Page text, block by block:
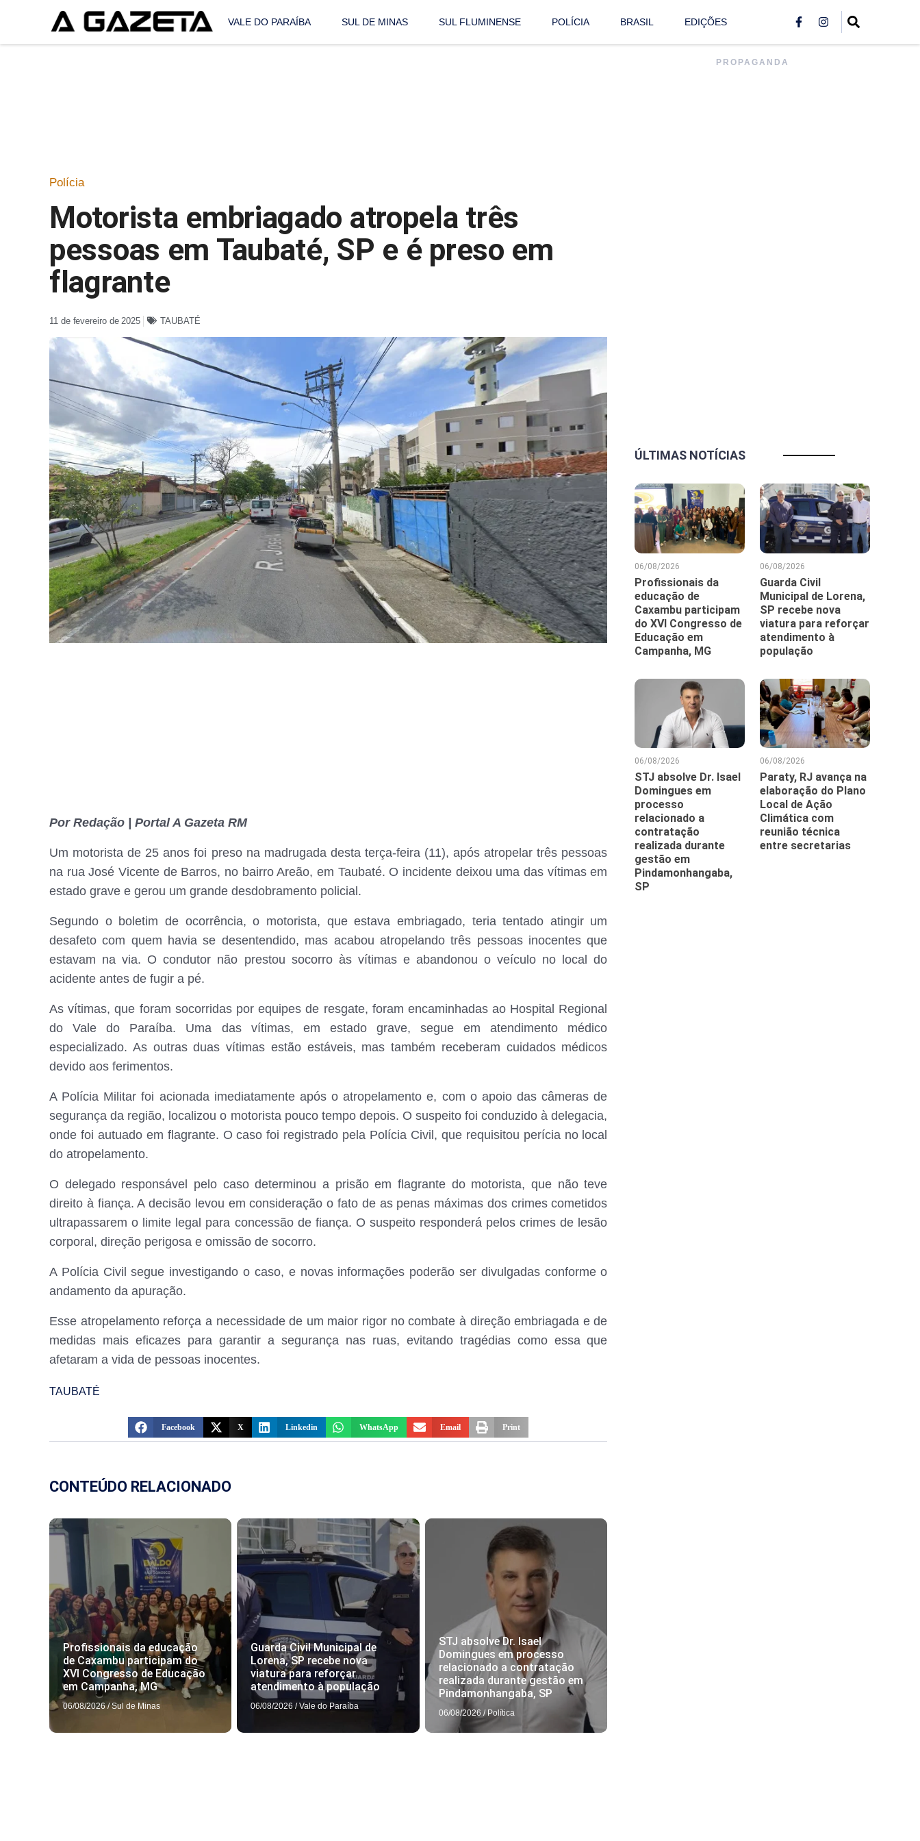
VALE DO PARAÍBA SUL DE MINAS SUL FLUMINENSE POLÍCIA BRASIL EDIÇÕES
Polícia
Motorista embriagado atropela três
pessoas em Taubaté, SP e é preso em
flagrante
11 de fevereiro de 2025 TAUBATÉ
Por Redação | Portal A Gazeta RM
Um motorista de 25 anos foi preso na madrugada desta terça-feira (11), após atropelar três pessoas
na rua José Vicente de Barros, no bairro Areão, em Taubaté. O incidente deixou uma das vítimas em
estado grave e gerou um grande desdobramento policial.
Segundo o boletim de ocorrência, o motorista, que estava embriagado, teria tentado atingir um
desafeto com quem havia se desentendido, mas acabou atropelando três pessoas inocentes que
estavam na via. O condutor não prestou socorro às vítimas e abandonou o veículo no local do
acidente antes de fugir a pé.
As vítimas, que foram socorridas por equipes de resgate, foram encaminhadas ao Hospital Regional
do Vale do Paraíba. Uma das vítimas, em estado grave, segue em atendimento médico
especializado. As outras duas vítimas estão estáveis, mas também receberam cuidados médicos
devido aos ferimentos.
A Polícia Militar foi acionada imediatamente após o atropelamento e, com o apoio das câmeras de
segurança da região, localizou o motorista pouco tempo depois. O suspeito foi conduzido à delegacia,
onde foi autuado em flagrante. O caso foi registrado pela Polícia Civil, que requisitou perícia no local
do atropelamento.
O delegado responsável pelo caso determinou a prisão em flagrante do motorista, que não teve
direito à fiança. A decisão levou em consideração o fato de as penas máximas dos crimes cometidos
ultrapassarem o limite legal para concessão de fiança. O suspeito responderá pelos crimes de lesão
corporal, direção perigosa e omissão de socorro.
A Polícia Civil segue investigando o caso, e novas informações poderão ser divulgadas conforme o
andamento da apuração.
Esse atropelamento reforça a necessidade de um maior rigor no combate à direção embriagada e de
medidas mais eficazes para garantir a segurança nas ruas, evitando tragédias como essa que
afetaram a vida de pessoas inocentes.
TAUBATÉ
Facebook X Linkedin WhatsApp Email Print
CONTEÚDO RELACIONADO
Profissionais da educação
de Caxambu participam do
XVI Congresso de Educação
em Campanha, MG
06/08/2026 / Sul de Minas
Guarda Civil Municipal de
Lorena, SP recebe nova
viatura para reforçar
atendimento à população
06/08/2026 / Vale do Paraíba
STJ absolve Dr. Isael
Domingues em processo
relacionado a contratação
realizada durante gestão em
Pindamonhangaba, SP
06/08/2026 / Política
PROPAGANDA
ÚLTIMAS NOTÍCIAS
06/08/2026
Profissionais da
educação de
Caxambu participam
do XVI Congresso de
Educação em
Campanha, MG
06/08/2026
Guarda Civil
Municipal de Lorena,
SP recebe nova
viatura para reforçar
atendimento à
população
06/08/2026
STJ absolve Dr. Isael
Domingues em
processo
relacionado a
contratação
realizada durante
gestão em
Pindamonhangaba,
SP
06/08/2026
Paraty, RJ avança na
elaboração do Plano
Local de Ação
Climática com
reunião técnica
entre secretarias